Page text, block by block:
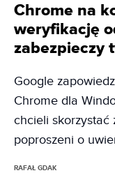
Chrome na
weryfikację
zabezpieczy
Google
Chrome dla
chcieli skorzystać
poproszeni o
RAFAŁ GDAK